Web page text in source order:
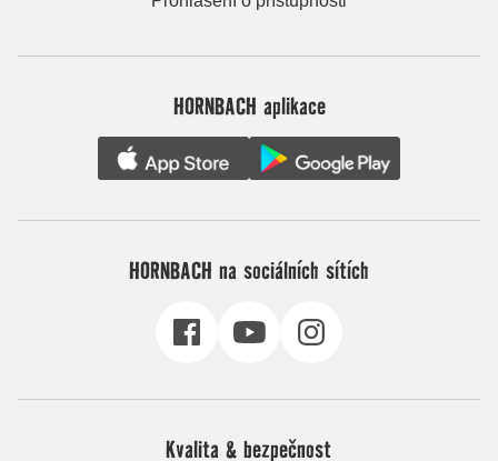
HORNBACH aplikace
HORNBACH na sociálních sítích
Kvalita & bezpečnost